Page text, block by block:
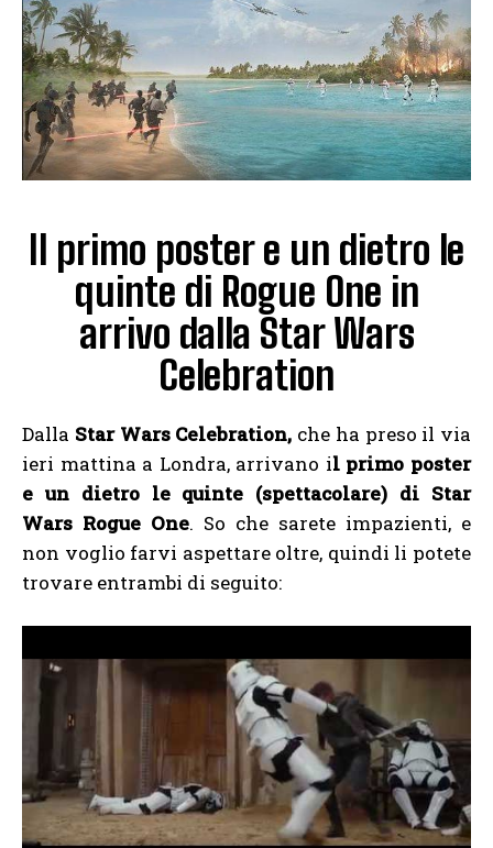
Il primo poster e un dietro le
quinte di Rogue One in
arrivo dalla Star Wars
Celebration
Dalla Star Wars Celebration, che ha preso il via
ieri mattina a Londra, arrivano il primo poster
e un dietro le quinte (spettacolare) di Star
Wars Rogue One. So che sarete impazienti, e
non voglio farvi aspettare oltre, quindi li potete
trovare entrambi di seguito: